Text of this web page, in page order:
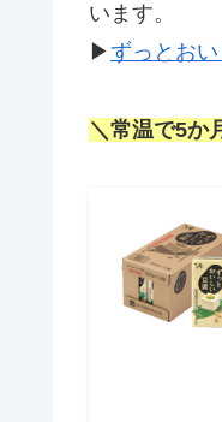
います。
▶ずっとお
＼常温で5か